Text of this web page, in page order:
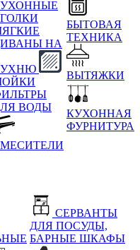
НА
ВОДЫ
БЫТОВАЯ
ТЕХНИКА
ВЫТЯЖКИ
КУХОННАЯ
ФУРНИТУРА
СЕРВАНТЫ
ДЛЯ ПОСУДЫ,
БАРНЫЕ ШКАФЫ